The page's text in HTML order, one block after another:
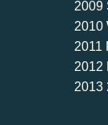
2009
2010
2011
2012
2013